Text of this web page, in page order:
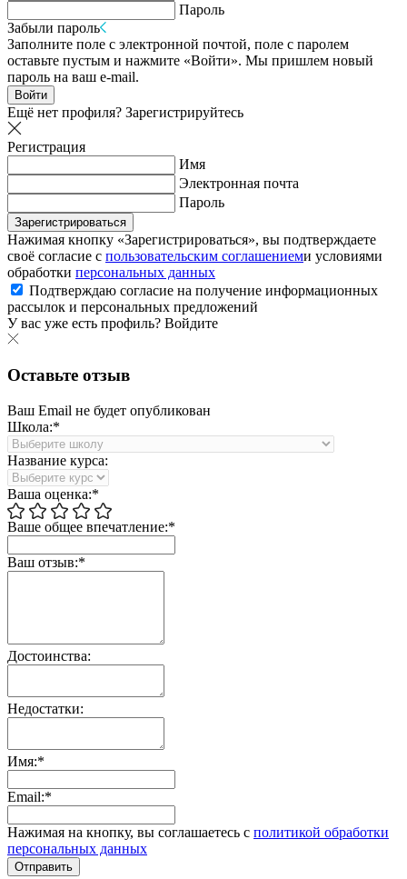
Пароль
Забыли пароль
Заполните поле с электронной почтой, поле с паролем
оставьте пустым и нажмите «Войти». Мы пришлем новый
пароль на ваш e-mail.
Войти
Ещё нет профиля? Зарегистрируйтесь
Регистрация
Имя
Электронная почта
Пароль
Зарегистрироваться
Нажимая кнопку «Зарегистрироваться», вы подтверждаете
своё согласие с пользовательским соглашениеми условиями
обработки персональных данных
Подтверждаю согласие на получение информационных
рассылок и персональных предложений
У вас уже есть профиль? Войдите
Оставьте отзыв
Ваш Email не будет опубликован
Школа:*
Название курса:
Ваша оценка:*
Ваше общее впечатление:*
Ваш отзыв:*
Достоинства:
Недостатки:
Имя:*
Email:*
Нажимая на кнопку, вы соглашаетесь с политикой обработки
персональных данных
Отправить